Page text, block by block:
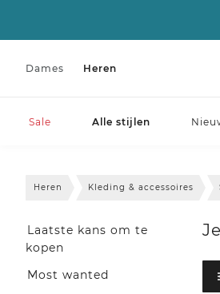
Dames Heren
Sale Alle stijlen
Heren Kleding & accessoires
Laatste kans om te
kopen
Most wanted